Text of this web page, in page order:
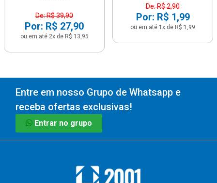
De: R$ 39,90
Por: R$ 27,90
ou em até 2x de R$ 13,95
De: R$ 2,90
Por: R$ 1,99
ou em até 1x de R$ 1,99
Entre em nosso Grupo de Whatsapp e
receba ofertas exclusivas!
Entrar no grupo